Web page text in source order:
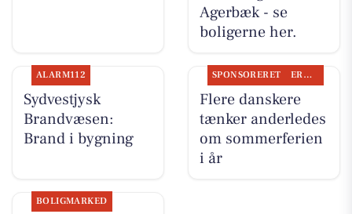
Agerbæk - se
boligerne her.
ALARM112
Sydvestjysk
Brandvæsen:
Brand i bygning
SPONSORERET ERHVERV
Flere danskere
tænker anderledes
om sommerferien
i år
BOLIGMARKED